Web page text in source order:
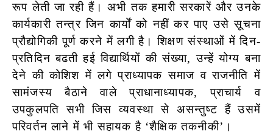
रूप लेती जा रही हैं। अभी तक हमारी सरकारें और उनके
कार्यकारी तन्त्र जिन कार्यों को नहीं कर पाए उसे सूचना
प्रौद्योगिकी पूर्ण करने में लगी है। शिक्षण संस्थाओं में दिन-
प्रतिदिन बढती हई विद्यार्थियों की संख्या, उन्हें योग्य बना
देने की कोशिश में लगे प्राध्यापक समाज व राजनीति में
सामंजस्य बैठाने वाले प्राधानाध्यापक, प्राचार्य व
उपकुलपति सभी जिस व्यवस्था से असन्तुष्ट हैं उसमें
परिवर्तन लाने में भी सहायक है ‘शैक्षिक तकनीकी’।